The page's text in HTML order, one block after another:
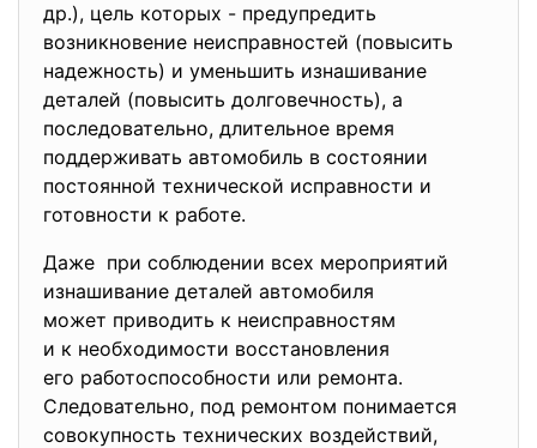
др.), цель которых - предупредить
возникновение неисправностей (повысить
надежность) и уменьшить изнашивание
деталей (повысить долговечность), а
последовательно, длительное время
поддерживать автомобиль в состоянии
постоянной технической исправности и
готовности к работе.
Даже при соблюдении всех мероприятий
изнашивание деталей автомобиля
может приводить к неисправностям
и к необходимости восстановления
его работоспособности или ремонта.
Следовательно, под ремонтом понимается
совокупность технических воздействий,